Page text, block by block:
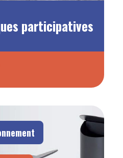
participatives